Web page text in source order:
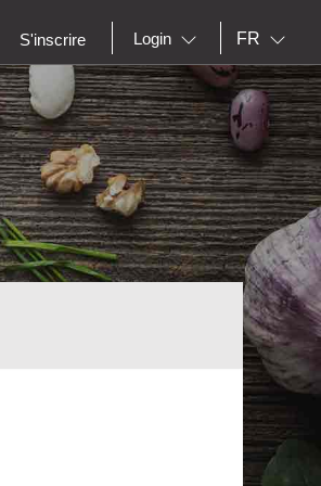
S'inscrire Login FR